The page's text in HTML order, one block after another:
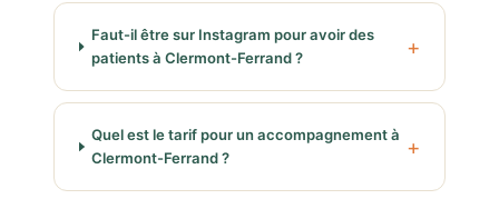
Faut-il être sur Instagram pour avoir des
patients à Clermont-Ferrand ?
Quel est le tarif pour un accompagnement à
Clermont-Ferrand ?